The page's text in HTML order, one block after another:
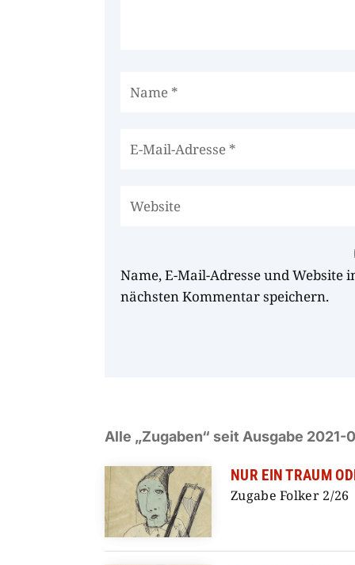
Name, E-Mail-Adresse und Website
nächsten Kommentar speichern.
Alle „Zugaben“ seit Ausgabe 2021-
NUR EIN TRAUM
Zugabe Folker 2/26